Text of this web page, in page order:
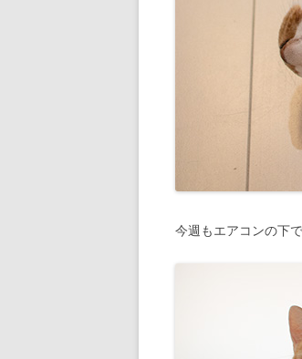
今週もエアコンの下